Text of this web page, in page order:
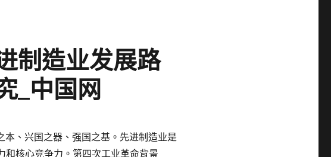
制造业发展路
_中国网
、兴国之器、强国之基。先进制造业是
和核心竞争力。第四次工业革命背景